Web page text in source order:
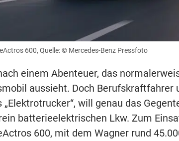
600, Quelle: © Mercedes-Benz Pressfoto
einem Abenteuer, das
aussieht. Doch Berufskraftfahrer
„Elektrotrucker“, will genau das
batterieelektrischen Lkw. Zum
600, mit dem Wagner rund